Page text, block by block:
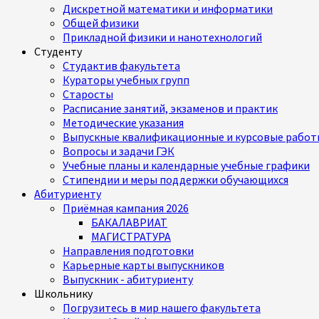
Дискретной математики и информатики
Общей физики
Прикладной физики и нанотехнологий
Студенту
Студактив факультета
Кураторы учебных групп
Старосты
Расписание занятий, экзаменов и практик
Методические указания
Выпускные квалификационные и курсовые
Вопросы и задачи ГЭК
Учебные планы и календарные учебные графики
Стипендии и меры поддержки обучающихся
Абитуриенту
Приёмная кампания 2026
БАКАЛАВРИАТ
МАГИСТРАТУРА
Направления подготовки
Карьерные карты выпускников
Выпускник - абитуриенту
Школьнику
Погрузитесь в мир нашего факультета